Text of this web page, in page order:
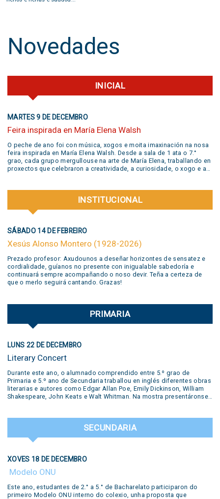
Novedades
INICIAL
MARTES 9 DE DECEMBRO
Feira inspirada en María Elena Walsh
O peche de ano foi con música, xogos e moita imaxinación na nosa
feira inspirada en María Elena Walsh. Desde a sala de 1 ata o 7.°
grao, cada grupo mergullouse na arte de María Elena, traballando en
proxectos que celebraron a creatividade, a curiosidade, o xogo e a
sumarse para pechar a xornada coa súa música. Grazas polo talento
e a alegría que nos compartiron! VER VIDEO AQUÍ
INSTITUCIONAL
SÁBADO 14 DE FEBREIRO
Xesús Alonso Montero (1928-2026)
Prezado profesor: Axudounos a deseñar horizontes de sensatez e
cordialidade, guíanos no presente con inigualable sabedoría e
continuará sempre acompañando o noso devir. Teña a certeza de
que o merlo seguirá cantando. Grazas!
PRIMARIA
LUNS 22 DE DECEMBRO
Literary Concert
Durante este ano, o alumnado comprendido entre 5.º grao de
Primaria e 5.º ano de Secundaria traballou en inglés diferentes obras
literarias e autores como Edgar Allan Poe, Emily Dickinson, William
Shakespeare, John Keats e Walt Whitman. Na mostra presentáronse
poemas, podcasts, salas de escape e ata un xuízo en vivo. Todas
estas propostas formaron parte do traballo e a creatividade dos
nosos alumnos. Unha experiencia que puxo en valor a aprendizaxe
do inglés a través da arte, a literatura e o traballo colaborativo,
Literary Concert This year, students from 5th grades from primary
school up to 5th year from secondary have worked in our year-long
workshop with different literary productions by famous writers such
as Edgar Allan Poe, Emily Dickinson, William Shakespeare, John
Keats and Walt Whitman. Several productions prepared by the
SECUNDARIA
XOVES 18 DE DECEMBRO
Modelo ONU
Este ano, estudantes de 2.° a 5.° de Bacharelato participaron do
primeiro Modelo ONU interno do colexio, unha proposta que